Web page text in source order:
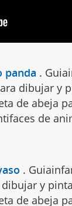
panda .
dibujar y
de abeja
de
.
y
de abeja